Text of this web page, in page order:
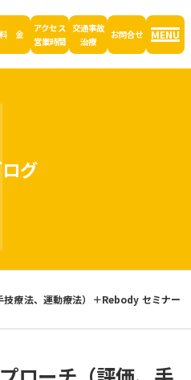
料 金
アクセス
営業時間
交通事故
治療
お問合せ MENU
グ
技療法、運動療法）＋Rebody セミナー